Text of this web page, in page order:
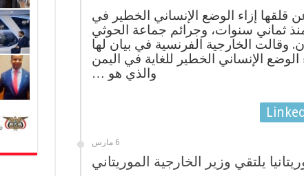
إزاء الوضع الإنساني الخطير في
ثماني سنوات، وجرائم جماعة الحوثي
وقالت الخارجية الفرنسية في بيان لها
الإنساني الخطير للغاية في اليمن
والذي هو …
6 مارس
يلتقي وزير الخارجية الموريتاني